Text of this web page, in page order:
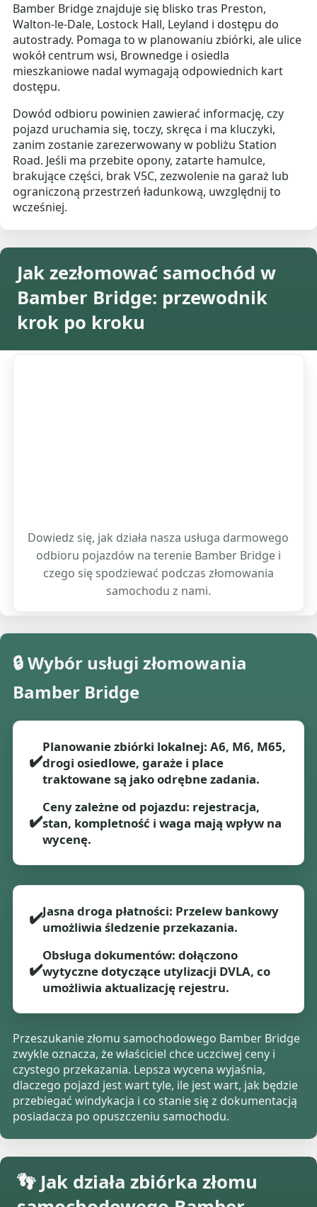
Bamber Bridge znajduje się blisko tras Preston,
Walton-le-Dale, Lostock Hall, Leyland i dostępu do
autostrady. Pomaga to w planowaniu zbiórki, ale ulice
wokół centrum wsi, Brownedge i osiedla
mieszkaniowe nadal wymagają odpowiednich kart
dostępu.
Dowód odbioru powinien zawierać informację, czy
pojazd uruchamia się, toczy, skręca i ma kluczyki,
zanim zostanie zarezerwowany w pobliżu Station
Road. Jeśli ma przebite opony, zatarte hamulce,
brakujące części, brak V5C, zezwolenie na garaż lub
ograniczoną przestrzeń ładunkową, uwzględnij to
wcześniej.
Jak zezłomować samochód w
Bamber Bridge: przewodnik
krok po kroku
Dowiedz się, jak działa nasza usługa darmowego
odbioru pojazdów na terenie Bamber Bridge i
czego się spodziewać podczas złomowania
samochodu z nami.
🔒 Wybór usługi złomowania
Bamber Bridge
✔️
Planowanie zbiórki lokalnej: A6, M6, M65,
drogi osiedlowe, garaże i place
traktowane są jako odrębne zadania.
✔️
Ceny zależne od pojazdu: rejestracja,
stan, kompletność i waga mają wpływ na
wycenę.
✔️Jasna droga płatności: Przelew bankowy
umożliwia śledzenie przekazania.
✔️
Obsługa dokumentów: dołączono
wytyczne dotyczące utylizacji DVLA, co
umożliwia aktualizację rejestru.
Przeszukanie złomu samochodowego Bamber Bridge
zwykle oznacza, że właściciel chce uczciwej ceny i
czystego przekazania. Lepsza wycena wyjaśnia,
dlaczego pojazd jest wart tyle, ile jest wart, jak będzie
przebiegać windykacja i co stanie się z dokumentacją
posiadacza po opuszczeniu samochodu.
👣 Jak działa zbiórka złomu